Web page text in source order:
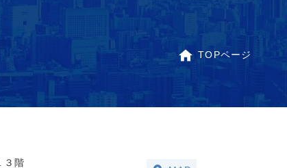
TOPページ
３階